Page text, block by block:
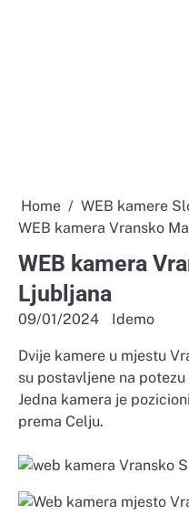
Home
WEB kamere
WEB kamera Vransko
WEB kamera
Ljubljana
09/01/2024 Idemo
Dvije kamere u mjestu
su postavljene na potezu
Jedna kamera je
prema Celju.